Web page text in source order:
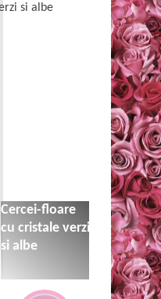
Cercei-floare
cu cristale verzi
si albe